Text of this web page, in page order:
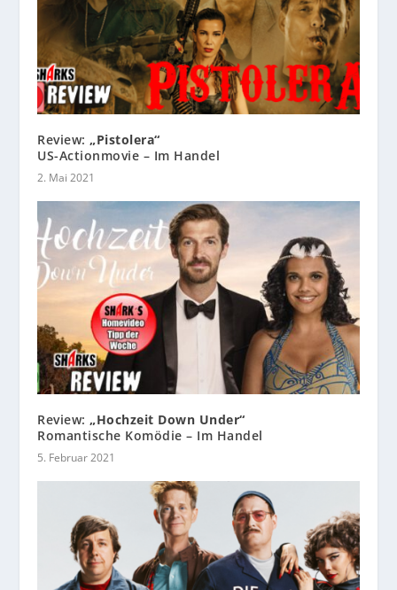
Review:„Pistolera“
US-Actionmovie – Im Handel
2. Mai 2021
Review:„Hochzeit Down Under“
Romantische Komödie – Im Handel
5. Februar 2021